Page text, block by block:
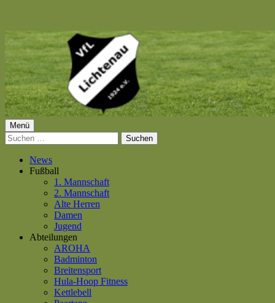
Springe
zum
Inhalt
VfL Lichtenau 1924 e.V.
Primäres
Menü
Menü
Suchen
nach:
News
Fußball
1. Mannschaft
2. Mannschaft
Alte Herren
Damen
Jugend
Abteilungen
AROHA
Badminton
Breitensport
Hula-Hoop Fitness
Kettlebell